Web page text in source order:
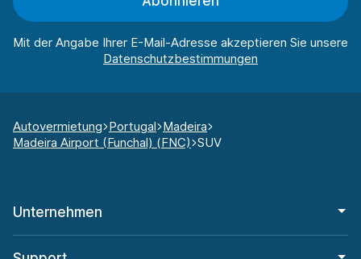
Mit der Angabe Ihrer E-Mail-Adresse akzeptieren Sie unsere
Autovermietung Portugal Madeira
Madeira Airport (Funchal) (FNC) SUV
Unternehmen